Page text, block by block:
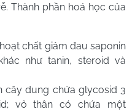
Thành phần hoá học của
chất giảm đau saponin
như tanin, steroid và
cây dung chứa glycosid 3
vỏ thân có chứa một